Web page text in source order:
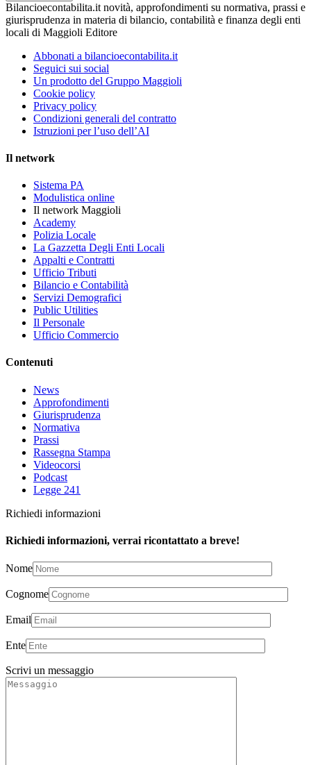
Bilancioecontabilita.it novità, approfondimenti su normativa, prassi e
giurisprudenza in materia di bilancio, contabilità e finanza degli enti
locali di Maggioli Editore
Abbonati a bilancioecontabilita.it
Seguici sui social
Un prodotto del Gruppo Maggioli
Cookie policy
Privacy policy
Condizioni generali del contratto
Istruzioni per l’uso dell’AI
Il network
Sistema PA
Modulistica online
Il network Maggioli
Academy
Polizia Locale
La Gazzetta Degli Enti Locali
Appalti e Contratti
Ufficio Tributi
Bilancio e Contabilità
Servizi Demografici
Public Utilities
Il Personale
Ufficio Commercio
Contenuti
News
Approfondimenti
Giurisprudenza
Normativa
Prassi
Rassegna Stampa
Videocorsi
Podcast
Legge 241
Richiedi informazioni
Richiedi informazioni, verrai ricontattato a breve!
Nome
Cognome
Email
Ente
Scrivi un messaggio